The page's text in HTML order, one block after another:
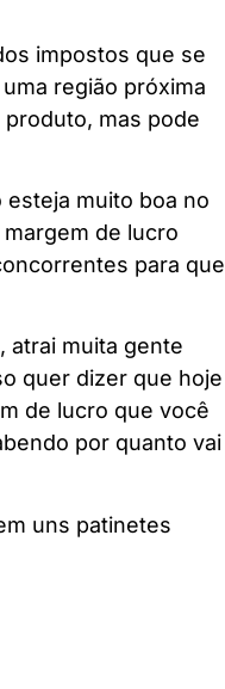
impostos que se
região próxima
mas pode
muito boa no
de lucro
para que
atrai muita gente
quer dizer que hoje
de lucro que você
por quanto vai
uns patinetes